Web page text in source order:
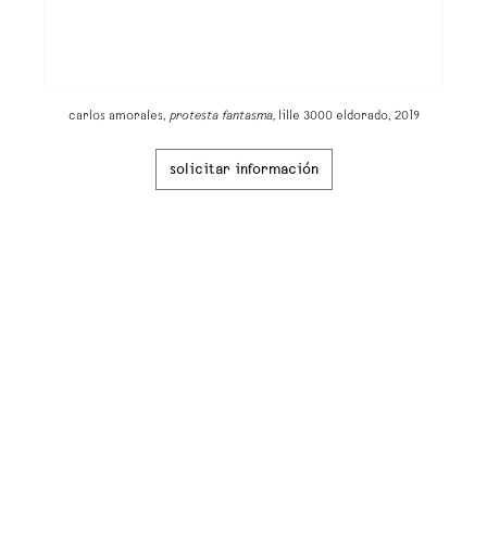
carlos amorales, protesta fantasma, lille 3000 eldorado, 2019
solicitar información